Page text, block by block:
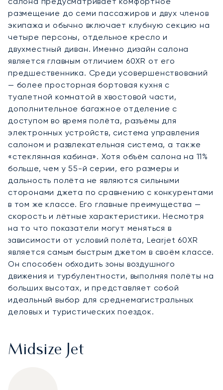
размещение до семи пассажиров и двух членов
экипажа и обычно включает клубную секцию на
четыре персоны, отдельное кресло и
двухместный диван. Именно дизайн салона
является главным отличием 60XR от его
предшественника. Среди усовершенствований
— более просторная бортовая кухня с
туалетной комнатой в хвостовой части,
дополнительное багажное отделение с
доступом во время полёта, разъёмы для
электронных устройств, система управления
салоном и развлекательная система, а также
«стеклянная кабина». Хотя объём салона на 11%
больше, чем у 55-й серии, его размеры и
дальность полёта не являются сильными
сторонами джета по сравнению с конкурентами
в том же классе. Его главные преимущества —
скорость и лётные характеристики. Несмотря
на то что показатели могут меняться в
зависимости от условий полёта, Learjet 60XR
является самым быстрым джетом в своём классе.
Он способен обходить зоны воздушного
движения и турбулентности, выполняя полёты на
больших высотах, и представляет собой
идеальный выбор для среднемагистральных
деловых и туристических поездок.
Midsize Jet